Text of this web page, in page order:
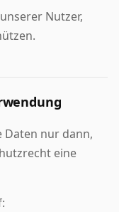
Nutzer,
Daten nur dann,
eine